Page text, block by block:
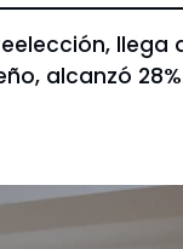
alcanzó